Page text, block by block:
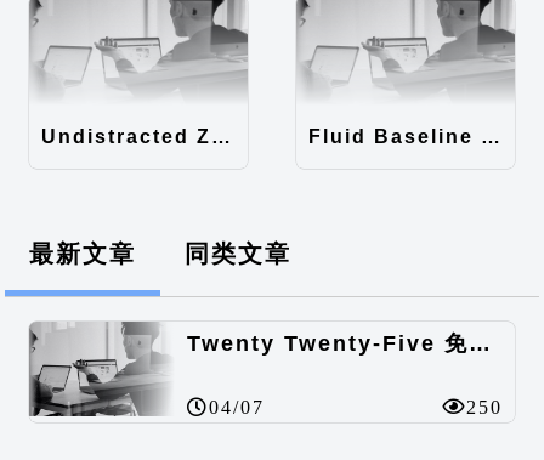
Undistracted Zen主题汉化包 Fluid Baseline Grid主题汉化包
最新文章 同类文章
Twenty Twenty-Five 免费的WordPress内容主题
04/07 250